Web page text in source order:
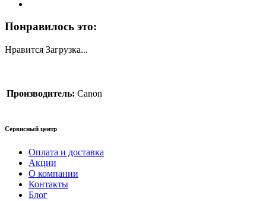
Понравилось это:
Нравится Загрузка...
Производитель: Canon
Сервисный центр
Оплата и доставка
Акции
О компании
Контакты
Блог